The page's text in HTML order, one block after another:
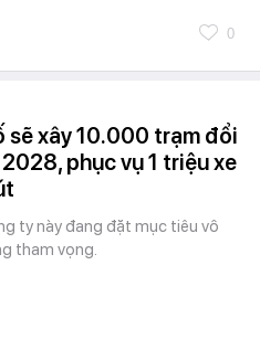
0
sẽ xây 10.000 trạm đổi
phục vụ 1 triệu xe
ty này đang đặt mục tiêu vô
tham vọng.